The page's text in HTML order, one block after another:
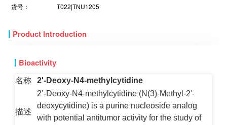
货号：
T022|TNU1205
Product Introduction
Bioactivity
名称 2'-Deoxy-N4-methylcytidine
描述
2’-Deoxy-N4-methylcytidine (N(3)-Methyl-2'-
deoxycytidine) is a purine nucleoside analog
with potential antitumor activity for the study of